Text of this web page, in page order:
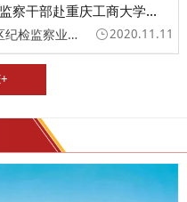
察干部赴重庆工商大学...
班级：襄阳高新区纪检监察业务专题培训班 2020.11.11